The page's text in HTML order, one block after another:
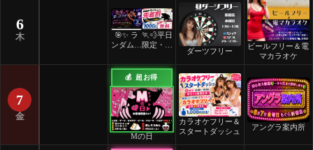
6
木
🎯✨ ラ
ンダムマ
ツフリー
✨🎯
🏃💨平日
限定・先
ダーツフリー
ビールフリー＆電
マカラオケ
7
金
💰 超お得
Mの日
カラオケフリー＆
スタートダッシュ
アングラ案内所